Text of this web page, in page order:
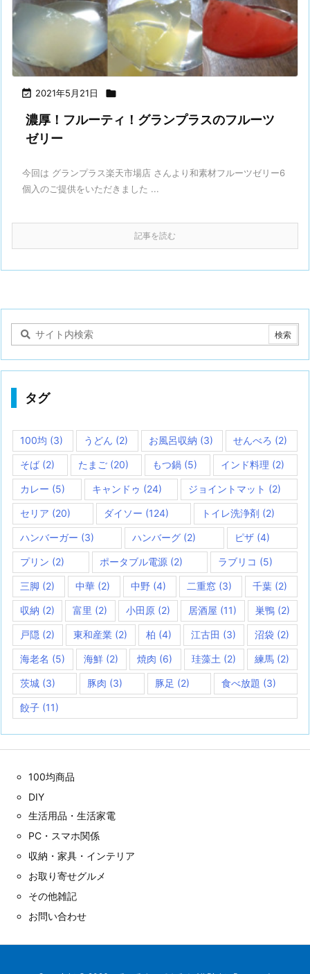
 2021年5月21日 
濃厚！フルーティ！グランプラスのフルーツ
ゼリー
今回は グランプラス楽天市場店 さんより和素材フルーツゼリー6
個入のご提供をいただきました ...
記事を読む
タグ
100均 (3) うどん (2) お風呂収納 (3) せんべろ (2)
そば (2) たまご (20) もつ鍋 (5) インド料理 (2)
カレー (5) キャンドゥ (24) ジョイントマット (2)
セリア (20) ダイソー (124) トイレ洗浄剤 (2)
ハンバーガー (3) ハンバーグ (2) ピザ(4)
プリン (2) ポータブル電源 (2) ラブリコ (5)
三脚 (2) 中華 (2) 中野 (4) 二重窓 (3) 千葉 (2)
収納 (2) 富里 (2) 小田原(2) 居酒屋 (11) 巣鴨(2)
戸隠 (2) 東和産業 (2) 柏 (4) 江古田 (3) 沼袋(2)
海老名 (5) 海鮮 (2) 焼肉 (6) 珪藻土 (2) 練馬(2)
茨城 (3) 豚肉 (3) 豚足 (2) 食べ放題 (3)
餃子 (11)
100均商品
DIY
生活用品・生活家電
PC・スマホ関係
収納・家具・インテリア
お取り寄せグルメ
その他雑記
お問い合わせ